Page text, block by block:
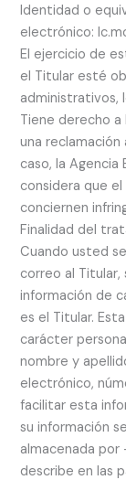
Identidad o
electrónico:
El ejercicio de
el Titular esté
administrativos,
Tiene derecho
una
caso, la
considera que
conciernen
Finalidad del
Cuando usted
correo al
información de
es el Titular.
carácter
nombre y
electrónico,
facilitar esta
su información
almacenada
describe en las